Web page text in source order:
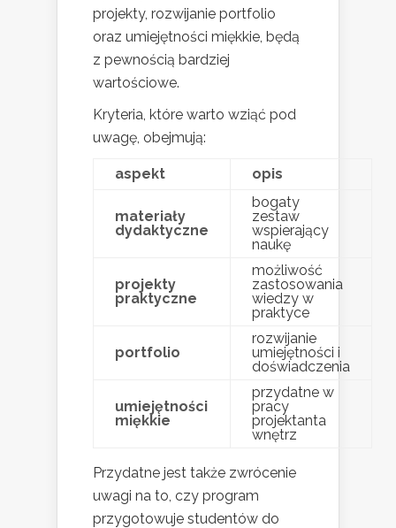
projekty, rozwijanie portfolio
oraz umiejętności miękkie, będą
z pewnością bardziej
wartościowe.
Kryteria, które warto wziąć pod
uwagę, obejmują:
aspekt opis
materiały
dydaktyczne
bogaty
zestaw
wspierający
naukę
projekty
praktyczne
możliwość
zastosowania
wiedzy w
praktyce
portfolio
rozwijanie
umiejętności i
doświadczenia
umiejętności
miękkie
przydatne w
pracy
projektanta
wnętrz
Przydatne jest także zwrócenie
uwagi na to, czy program
przygotowuje studentów do